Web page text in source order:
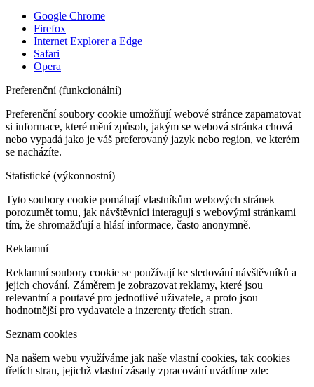
Google Chrome
Firefox
Internet Explorer a Edge
Safari
Opera
Preferenční (funkcionální)
Preferenční soubory cookie umožňují webové stránce zapamatovat
si informace, které mění způsob, jakým se webová stránka chová
nebo vypadá jako je váš preferovaný jazyk nebo region, ve kterém
se nacházíte.
Statistické (výkonnostní)
Tyto soubory cookie pomáhají vlastníkům webových stránek
porozumět tomu, jak návštěvníci interagují s webovými stránkami
tím, že shromažďují a hlásí informace, často anonymně.
Reklamní
Reklamní soubory cookie se používají ke sledování návštěvníků a
jejich chování. Záměrem je zobrazovat reklamy, které jsou
relevantní a poutavé pro jednotlivé uživatele, a proto jsou
hodnotnější pro vydavatele a inzerenty třetích stran.
Seznam cookies
Na našem webu využíváme jak naše vlastní cookies, tak cookies
třetích stran, jejichž vlastní zásady zpracování uvádíme zde: